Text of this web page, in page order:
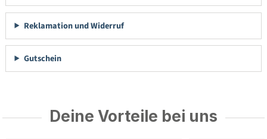
Reklamation und Widerruf
Gutschein
Deine Vorteile bei uns